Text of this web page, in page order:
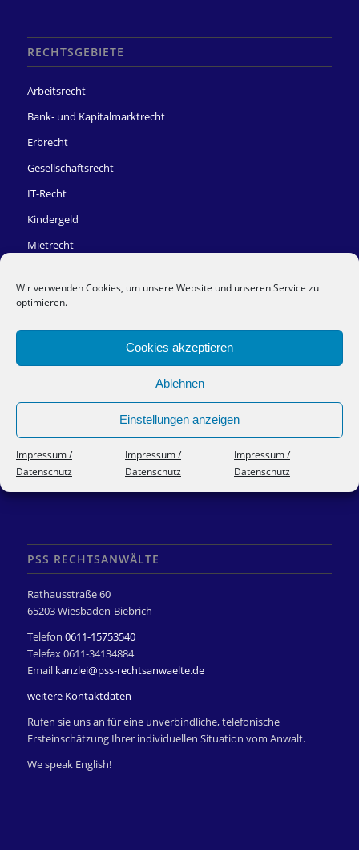
Wir verwenden Cookies, um unsere Website und unseren Service zu
optimieren.
Cookies akzeptieren
Ablehnen
Einstellungen anzeigen
Impressum /
Datenschutz
Impressum /
Datenschutz
Impressum /
Datenschutz
RECHTSGEBIETE
Arbeitsrecht
Bank- und Kapitalmarktrecht
Erbrecht
Gesellschaftsrecht
IT-Recht
Kindergeld
Mietrecht
Steuerrecht
Zivilrecht und Vertragsrecht
Impressum/Datenschutz
PSS RECHTSANWÄLTE
Rathausstraße 60
65203 Wiesbaden-Biebrich
Telefon 0611-15753540
Telefax 0611-34134884
Email kanzlei@pss-rechtsanwaelte.de
weitere Kontaktdaten
Rufen sie uns an für eine unverbindliche, telefonische
Ersteinschätzung Ihrer individuellen Situation vom Anwalt.
We speak English!